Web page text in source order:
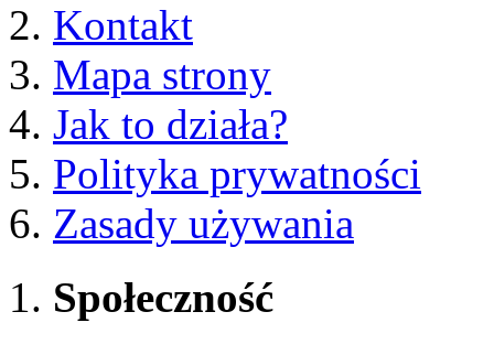
Kontakt
Mapa strony
Jak to działa?
Polityka prywatności
Zasady używania
Społeczność